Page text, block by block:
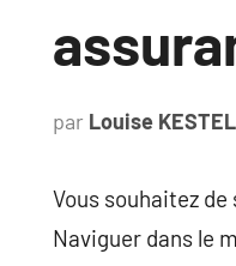
par Louise KESTEL
Vous souhaitez
Naviguer dans le